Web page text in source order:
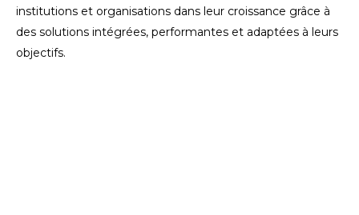
institutions et organisations dans leur croissance grâce à
des solutions intégrées, performantes et adaptées à leurs
objectifs.